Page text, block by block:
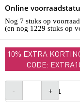
Online
Nog 7 stuks op
(en nog 1229 stuks op
10% EXTRA
CODE: